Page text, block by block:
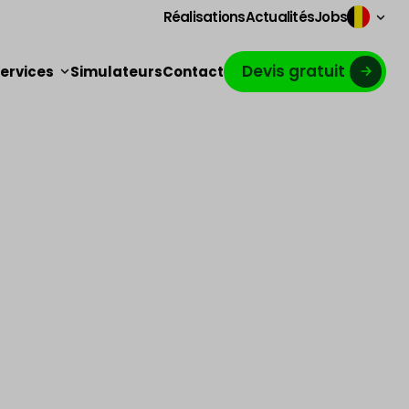
RéalisationsActualitésJobs
SimulateursContact Devis gratuit